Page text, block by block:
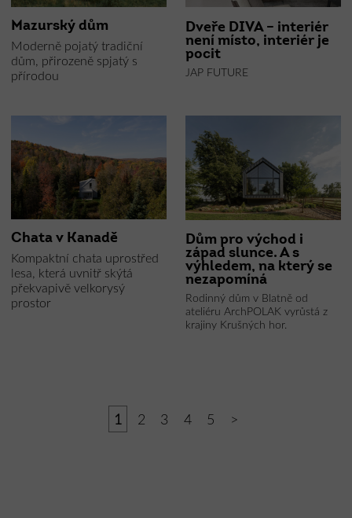
Mazurský dům
Moderně pojatý tradiční
dům, přirozeně spjatý s
přírodou
Dveře DIVA – interiér
není místo, interiér je
pocit
JAP FUTURE
Chata v Kanadě
Kompaktní chata uprostřed
lesa, která uvnitř skýtá
překvapivě velkorysý
prostor
Dům pro východ i
západ slunce. A s
výhledem, na který se
nezapomíná
Rodinný dům v Blatně od
ateliéru ArchPOLAK vyrůstá z
krajiny Krušných hor.
1 2 3 4 5 >